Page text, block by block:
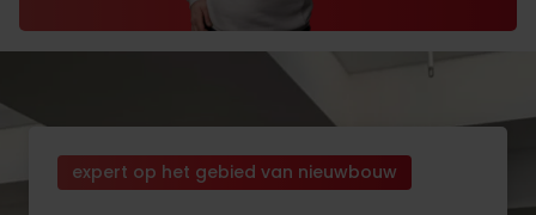
expert op het gebied van nieuwbouw